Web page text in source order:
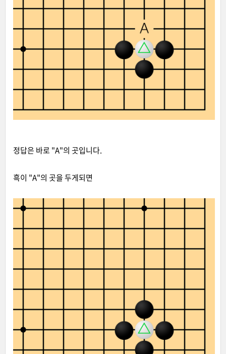
정답은 바로 "A"의 곳입니다.
흑이 "A"의 곳을 두게되면